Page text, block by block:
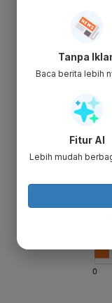
Tanpa
Baca berita lebih
Fitur AI
Lebih mudah